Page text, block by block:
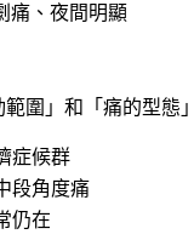
痛、夜間明顯
圍」和「痛的型態
症候群
段角度痛
仍在